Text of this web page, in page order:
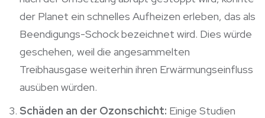
der Planet ein schnelles Aufheizen erleben, das als
Beendigungs-Schock bezeichnet wird. Dies würde
geschehen, weil die angesammelten
Treibhausgase weiterhin ihren Erwärmungseinfluss
ausüben würden.
Schäden an der Ozonschicht: Einige Studien